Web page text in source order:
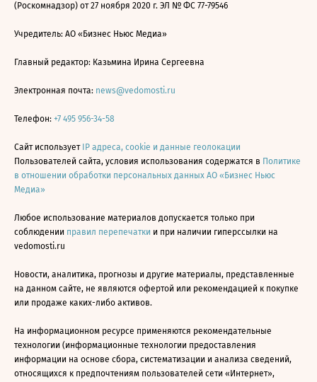
(Роскомнадзор) от 27 ноября 2020 г. ЭЛ № ФС 77-79546
Учредитель: АО «Бизнес Ньюс Медиа»
Главный редактор: Казьмина Ирина Сергеевна
Электронная почта: news@vedomosti.ru
Телефон: +7 495 956-34-58
Сайт использует IP адреса, cookie и данные геолокации
Пользователей сайта, условия использования содержатся в Политике
в отношении обработки персональных данных АО «Бизнес Ньюс
Медиа»
Любое использование материалов допускается только при
соблюдении правил перепечатки и при наличии гиперссылки на
vedomosti.ru
Новости, аналитика, прогнозы и другие материалы, представленные
на данном сайте, не являются офертой или рекомендацией к покупке
или продаже каких-либо активов.
На информационном ресурсе применяются рекомендательные
технологии (информационные технологии предоставления
информации на основе сбора, систематизации и анализа сведений,
относящихся к предпочтениям пользователей сети «Интернет»,